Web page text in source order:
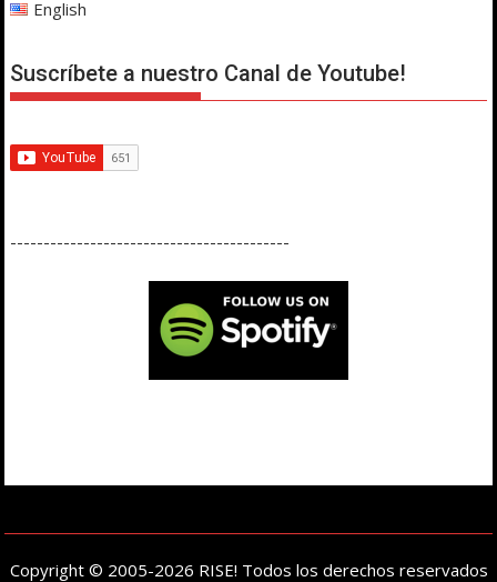
English
Suscríbete a nuestro Canal de Youtube!
------------------------------------------
Copyright © 2005-2026 RISE! Todos los derechos reservados